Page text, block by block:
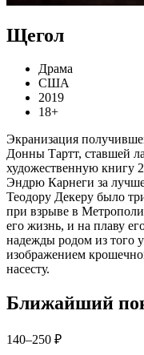
Щегол
Драма
США
2019
18+
Экранизация
Донны Тартт, ставшей
художественную книгу
Эндрю Карнеги за
Теодору Декеру было
при взрыве в
его жизнь, и на плаву
надежды родом из того
изображением
насесту.
Ближайший
140–250 ₽